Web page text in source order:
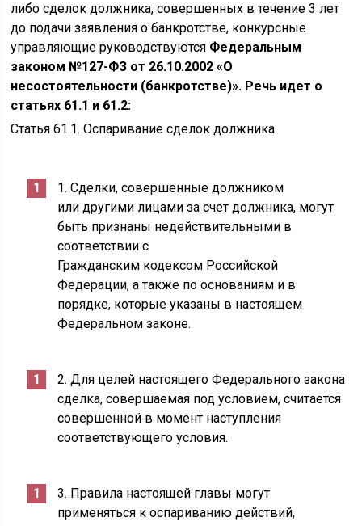
либо сделок должника, совершенных в течение 3 лет
до подачи заявления о банкротстве, конкурсные
управляющие руководствуются Федеральным
законом №127-ФЗ от 26.10.2002 «О
несостоятельности (банкротстве)». Речь идет о
статьях 61.1 и 61.2:
Статья 61.1. Оспаривание сделок должника
1. Сделки, совершенные должником
или другими лицами за счет должника, могут
быть признаны недействительными в
соответствии с
Гражданским кодексом Российской
Федерации, а также по основаниям и в
порядке, которые указаны в настоящем
Федеральном законе.
2. Для целей настоящего Федерального закона
сделка, совершаемая под условием, считается
совершенной в момент наступления
соответствующего условия.
3. Правила настоящей главы могут
применяться к оспариванию действий,